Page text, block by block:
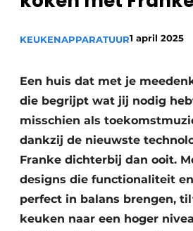
Privacy / Cookie statement
Vacature aanmelden
KEUKENAPPARATUUR1 april 2025
Een huis dat met je
die begrijpt wat jij nodig
misschien als
dankzij de nieuwste
Franke dichterbij dan ooit.
designs die functionaliteit
perfect in balans brengen,
keuken naar een hoger